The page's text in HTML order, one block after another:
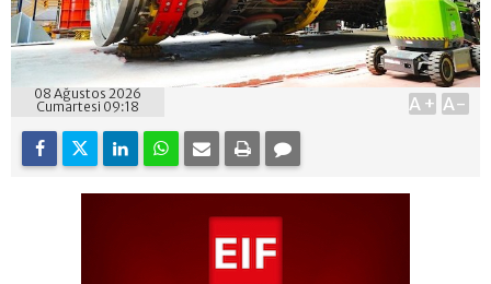
08 Ağustos 2026
Cumartesi 09:18
A+ A-